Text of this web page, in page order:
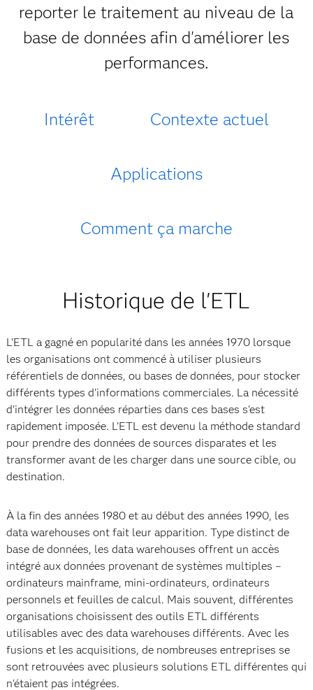
reporter le traitement au niveau de la
base de données afin d'améliorer les
performances.
Intérêt Contexte actuel
Applications
Comment ça marche
Historique de l'ETL
L'ETL a gagné en popularité dans les années 1970 lorsque
les organisations ont commencé à utiliser plusieurs
référentiels de données, ou bases de données, pour stocker
différents types d'informations commerciales. La nécessité
d'intégrer les données réparties dans ces bases s'est
rapidement imposée. L'ETL est devenu la méthode standard
pour prendre des données de sources disparates et les
transformer avant de les charger dans une source cible, ou
destination.
À la fin des années 1980 et au début des années 1990, les
data warehouses ont fait leur apparition. Type distinct de
base de données, les data warehouses offrent un accès
intégré aux données provenant de systèmes multiples –
ordinateurs mainframe, mini-ordinateurs, ordinateurs
personnels et feuilles de calcul. Mais souvent, différentes
organisations choisissent des outils ETL différents
utilisables avec des data warehouses différents. Avec les
fusions et les acquisitions, de nombreuses entreprises se
sont retrouvées avec plusieurs solutions ETL différentes qui
n'étaient pas intégrées.